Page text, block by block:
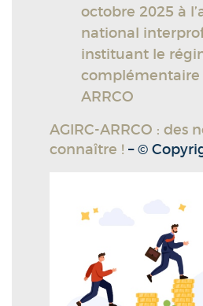
octobre 2025 à
national
instituant le
complémentaire
ARRCO
AGIRC-ARRCO : des
connaître ! – ©